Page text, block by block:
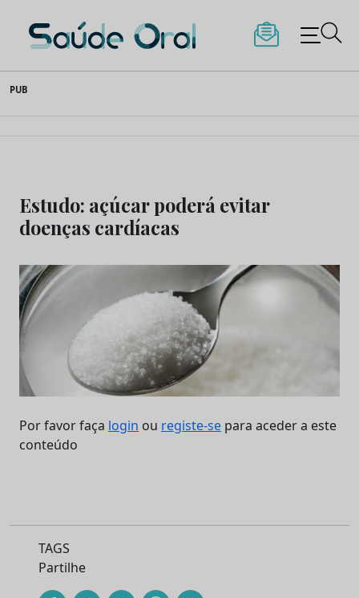
to
content
Saúde Oral
PUB
Estudo: açúcar poderá evitar
doenças cardíacas
Por favor faça login ou registe-se para aceder a este
conteúdo
TAGS
Partilhe